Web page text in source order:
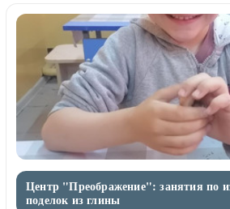
Центр "Преображение": занятия по
поделок из глины